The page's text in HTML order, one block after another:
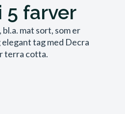
5 farver
mat sort, som er
tag med Decra
terra cotta.